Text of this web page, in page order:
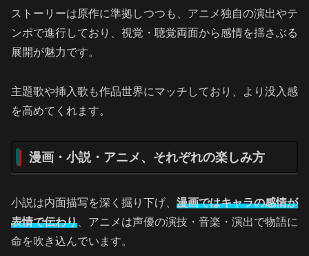
ストーリーは原作に準拠しつつも、アニメ独自の演出やテ
ンポで進行しており、視覚・聴覚両面から感情を揺さぶる
展開が魅力です。
主題歌や挿入歌も作品世界にマッチしており、より没入感
を高めてくれます。
漫画・小説・アニメ、それぞれの楽しみ方
小説は内面描写を深く掘り下げ、 漫画ではキャラの感情が
表情で伝わり、アニメは声優の演技・音楽・演出で物語に
命を吹き込んでいます。